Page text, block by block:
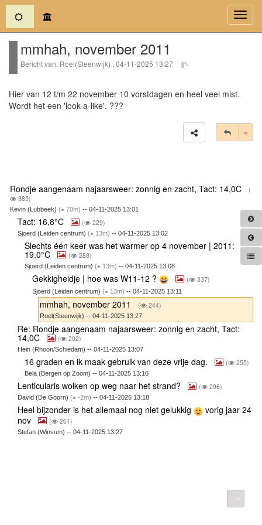
(current)
mmhah, november 2011
Bericht van: Roel(Steenwijk) , 04-11-2025 13:27
Hier van 12 t/m 22 november 10 vorstdagen en heel veel mist.
Wordt het een 'look-a-like'. ???
Rondje aangenaam najaarsweer: zonnig en zacht, Tact: 14,0C
(
385)
Kevin (Lubbeek) ( 70m) -- 04-11-2025 13:01
Tact: 16,8°C ( 229)
Sjoerd (Leiden centrum) ( 13m) -- 04-11-2025 13:02
Slechts één keer was het warmer op 4 november | 2011:
19,0°C ( 288)
Sjoerd (Leiden centrum)( 13m) -- 04-11-2025 13:08
Gekkigheidje | hoe was W11-12 ? ( 337)
Sjoerd (Leiden centrum) ( 13m) -- 04-11-2025 13:11
mmhah, november 2011 ( 244)
Roel(Steenwijk) -- 04-11-2025 13:27
Re: Rondje aangenaam najaarsweer: zonnig en zacht, Tact:
14,0C ( 202)
Hein (Rhoon/Schiedam) -- 04-11-2025 13:07
16 graden en ik maak gebruik van deze vrije dag. ( 255)
Bela (Bergen op Zoom) -- 04-11-2025 13:16
Lenticularis wolken op weg naar het strand? ( 296)
David (De Goorn) ( -2m) -- 04-11-2025 13:18
Heel bijzonder is het allemaal nog niet gelukkig
vorig jaar 24
nov
( 261)
Stefan (Winsum) -- 04-11-2025 13:27